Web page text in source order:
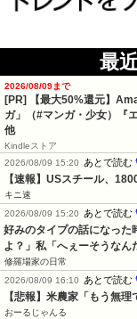
最
2026/08/09まで
[PR]
【最大50%還元】
ガ」（#マンガ・少女）『
他
Kindleストア
2026/08/09 15:20
あとで読む
【速報】USスチール、
キニ速
2026/08/09 15:20
あとで読む
好みのタイプの話になった
よ？」私「へぇーそうな
修羅場家の日常
2026/08/09 16:10
あとで読む
【悲報】米農家「もう無
おーるじゃんる